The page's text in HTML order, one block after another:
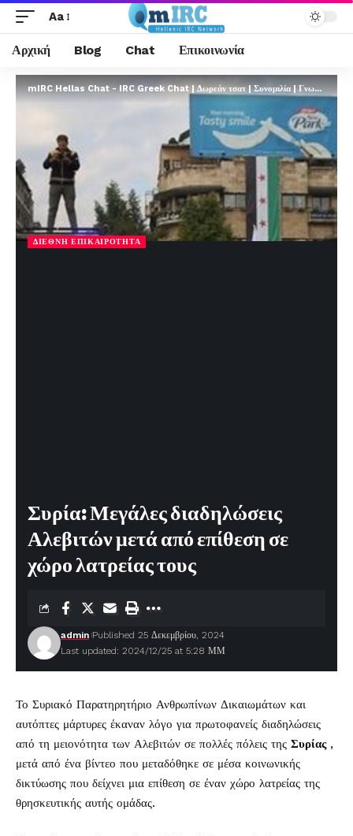
Aa
Αρχική Blog Chat Επικοινωνία
mIRC Hellas Chat - IRC Greek Chat | Δωρεάν τσατ | Συνομιλία | Γνωριμίες | FREE
ΔΙΕΘΝΉ ΕΠΙΚΑΙΡΌΤΗΤΑ
Συρία: Μεγάλες διαδηλώσεις
Αλεβιτών μετά από επίθεση σε
χώρο λατρείας τους
Last updated: 2024/12/25 at 5:28 ΜΜ
admin Published 25 Δεκεμβρίου, 2024
Το Συριακό Παρατηρητήριο Ανθρωπίνων Δικαιωμάτων και
αυτόπτες μάρτυρες έκαναν λόγο για πρωτοφανείς διαδηλώσεις
από τη μειονότητα των Αλεβιτών σε πολλές πόλεις της Συρίας,
μετά από ένα βίντεο που μεταδόθηκε σε μέσα κοινωνικής
δικτύωσης που δείχνει μια επίθεση σε έναν χώρο λατρείας της
θρησκευτικής αυτής ομάδας.